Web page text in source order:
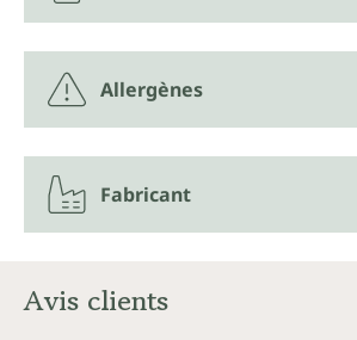
Allergènes
Fabricant
Avis clients